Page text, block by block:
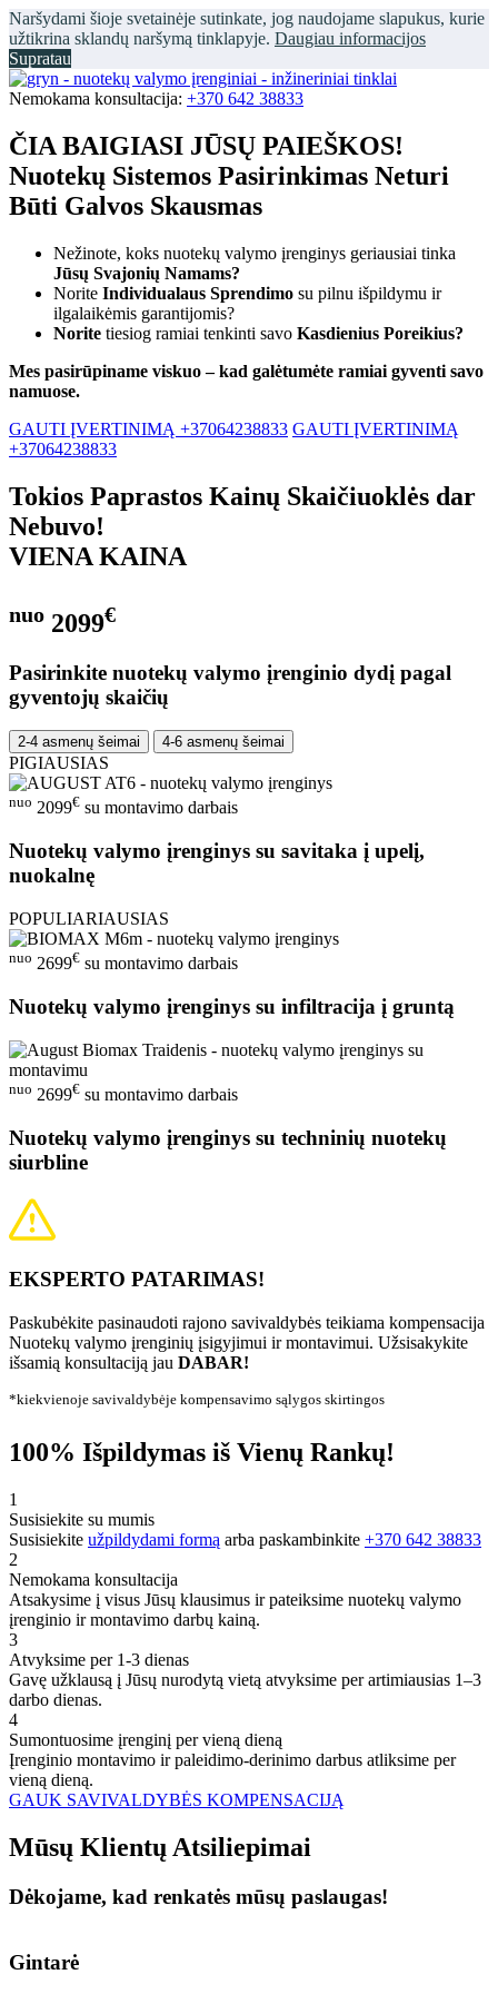
Naršydami šioje svetainėje sutinkate, jog naudojame slapukus, kurie
užtikrina sklandų naršymą tinklapyje. Daugiau informacijos
Supratau
Nemokama konsultacija: +370 642 38833
ČIA BAIGIASI JŪSŲ PAIEŠKOS!
Nuotekų Sistemos Pasirinkimas Neturi
Būti Galvos Skausmas
Nežinote, koks nuotekų valymo įrenginys geriausiai tinka
Jūsų Svajonių Namams?
Norite Individualaus Sprendimo su pilnu išpildymu ir
ilgalaikėmis garantijomis?
Norite tiesiog ramiai tenkinti savo Kasdienius Poreikius?
Mes pasirūpiname viskuo – kad galėtumėte ramiai gyventi savo
namuose.
GAUTI ĮVERTINIMĄ +37064238833 GAUTI ĮVERTINIMĄ
+37064238833
Tokios Paprastos Kainų Skaičiuoklės dar
Nebuvo!
VIENA KAINA
nuo 2099€
Pasirinkite nuotekų valymo įrenginio dydį pagal
gyventojų skaičių
2-4 asmenų šeimai 4-6 asmenų šeimai
PIGIAUSIAS
nuo 2099€ su montavimo darbais
Nuotekų valymo įrenginys su savitaka į upelį,
nuokalnę
POPULIARIAUSIAS
nuo 2699€ su montavimo darbais
Nuotekų valymo įrenginys su infiltracija į gruntą
nuo 2699€ su montavimo darbais
Nuotekų valymo įrenginys su techninių nuotekų
siurbline
EKSPERTO PATARIMAS!
Paskubėkite pasinaudoti rajono savivaldybės teikiama kompensacija
Nuotekų valymo įrenginių įsigyjimui ir montavimui. Užsisakykite
išsamią konsultaciją jau DABAR!
*kiekvienoje savivaldybėje kompensavimo sąlygos skirtingos
100% Išpildymas iš Vienų Rankų!
1
Susisiekite su mumis
Susisiekite užpildydami formą arba paskambinkite +370 642 38833
2
Nemokama konsultacija
Atsakysime į visus Jūsų klausimus ir pateiksime nuotekų valymo
įrenginio ir montavimo darbų kainą.
3
Atvyksime per 1-3 dienas
Gavę užklausą į Jūsų nurodytą vietą atvyksime per artimiausias 1–3
darbo dienas.
4
Sumontuosime įrenginį per vieną dieną
Įrenginio montavimo ir paleidimo-derinimo darbus atliksime per
vieną dieną.
GAUK SAVIVALDYBĖS KOMPENSACIJĄ
Mūsų Klientų Atsiliepimai
Dėkojame, kad renkatės mūsų paslaugas!
Gintarė